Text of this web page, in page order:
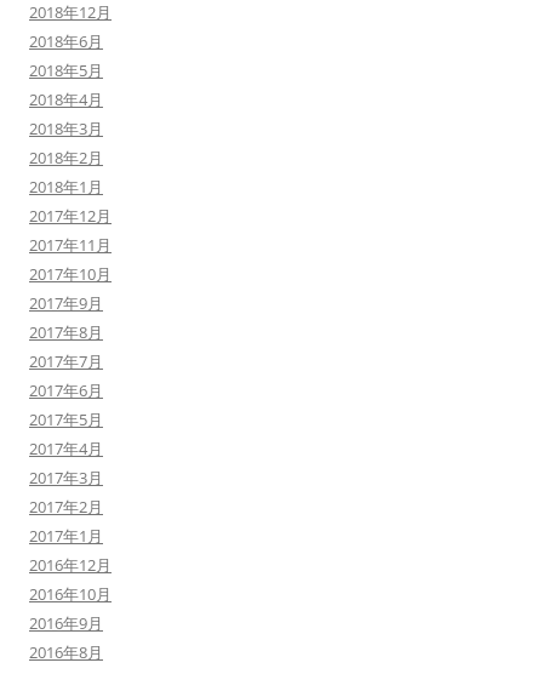
2018年12月
2018年6月
2018年5月
2018年4月
2018年3月
2018年2月
2018年1月
2017年12月
2017年11月
2017年10月
2017年9月
2017年8月
2017年7月
2017年6月
2017年5月
2017年4月
2017年3月
2017年2月
2017年1月
2016年12月
2016年10月
2016年9月
2016年8月